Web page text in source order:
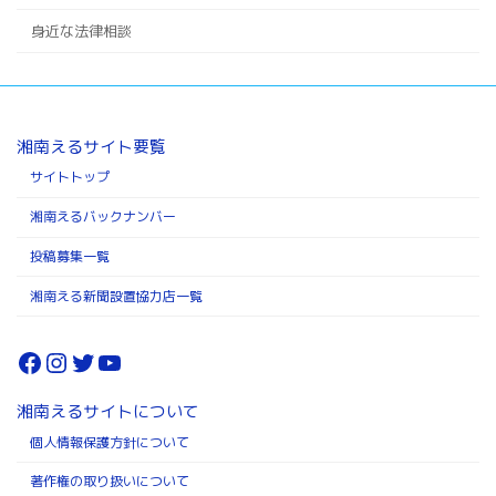
身近な法律相談
湘南えるサイト要覧
サイトトップ
湘南えるバックナンバー
投稿募集一覧
湘南える新聞設置協力店一覧
Facebook
Instagram
Twitter
YouTube
湘南えるサイトについて
個人情報保護方針について
著作権の取り扱いについて